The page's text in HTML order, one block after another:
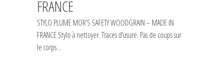
FRANCE
STYLO PLUME MOR’S SAFETY WOODGRAIN – MADE IN
FRANCE Stylo à nettoyer. Traces d’usure. Pas de coups sur
le corps…